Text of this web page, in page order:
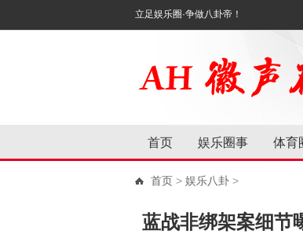
立足娱乐圈·争做八卦帝！
首页 娱乐圈事 体育
首页 > 娱乐八卦 >
蓝战非绑架案细节